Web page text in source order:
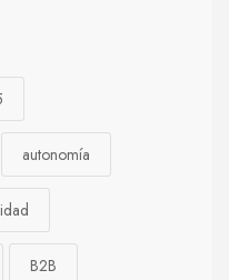
autonomía
B2B